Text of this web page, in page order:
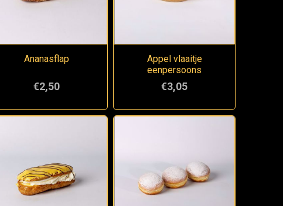
Ananasflap
€2,50
Appel vlaaitje
eenpersoons
€3,05